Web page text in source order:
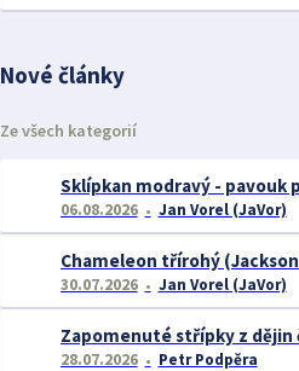
Nové články
Ze všech kategorií
06.08.2026 Jan Vorel (JaVor)
30.07.2026 Jan Vorel (JaVor)
28.07.2026 Petr Podpěra